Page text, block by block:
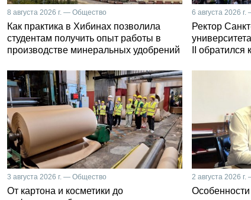
8 августа 2026 г. — Общество
Как практика в Хибинах позволила
студентам получить опыт работы в
производстве минеральных удобрений
6 августа 2026
Ректор
II обратился
3 августа 2026 г. — Общество
От картона и косметики до
2 августа 2026
Особенности